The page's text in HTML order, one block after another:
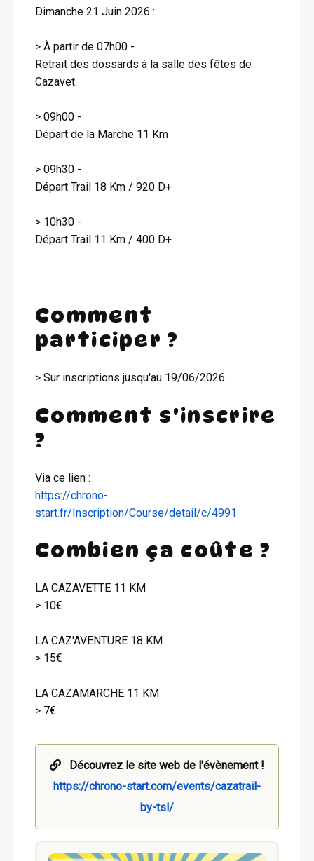
Dimanche 21 Juin 2026 :
> À partir de 07h00 -
Retrait des dossards à la salle des fêtes de
Cazavet.
> 09h00 -
Départ de la Marche 11 Km
> 09h30 -
Départ Trail 18 Km / 920 D+
> 10h30 -
Départ Trail 11 Km / 400 D+
Comment
participer ?
> Sur inscriptions jusqu'au 19/06/2026
Comment s'inscrire
?
Via ce lien :
https://chrono-
start.fr/Inscription/Course/detail/c/4991
Combien ça coûte ?
LA CAZAVETTE 11 KM
> 10€
LA CAZ'AVENTURE 18 KM
> 15€
LA CAZAMARCHE 11 KM
> 7€
Découvrez le site web de l'évènement !
https://chrono-start.com/events/cazatrail-
by-tsl/